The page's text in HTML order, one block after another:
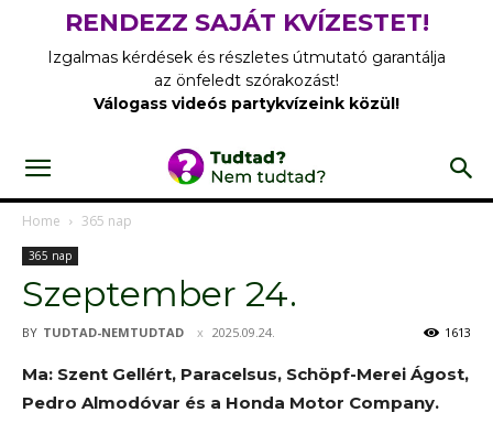
RENDEZZ SAJÁT KVÍZESTET!
Izgalmas kérdések és részletes útmutató garantálja
az önfeledt szórakozást!
Válogass videós partykvízeink közül!
Home 365 nap
365 nap
Szeptember 24.
BY TUDTAD-NEMTUDTAD 2025.09.24. 1613
Ma: Szent Gellért, Paracelsus, Schöpf-Merei Ágost,
Pedro Almodóvar és a Honda Motor Company.